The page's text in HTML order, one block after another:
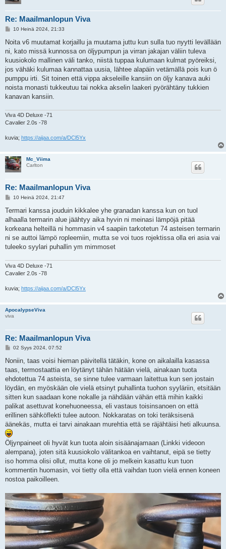
Re: Maailmanlopun Viva
V
e
t
i
10 Heinä 2024, 21:33
Noita v6 muutamat korjaillu ja muutama juttu kun sulla tuo nyytti levällään
ni, kato missä kunnossa on öljypumpun ja virran jakajan väliin tuleva
kuusiokolo mallinen väli tanko, niistä tuppaa kulumaan kulmat pyöreiksi,
jos vähäki kulumaa kannattaa uusia, lähtee alapäin vetämällä pois kun ö
pumppu irti. Sit toinen että vippa akseleille kansiin on öljy kanava auki
noista monasti tukkeutuu tai nokka akselin laakeri pyörähtäny tukkien
kanavan kansiin.
Viva 4D Deluxe -71
Cavalier 2.0s -78
kuvia; https://aijaa.com/a/DCl5Yx
Mc_Viima
Carlton
Re: Maailmanlopun Viva
V
e
t
i
10 Heinä 2024, 21:47
Termari kanssa jouduin kikkalee yhe granadan kanssa kun on tuol
alhaalla termarin alue jäähtyy aika hyvin ni meinasi lämpöjä pitää
korkeana helteillä ni hommasin v4 saapiin tarkotetun 74 asteisen termarin
ni se auttoi lämpö ropleemiin, mutta se voi tuos rojektissa olla eri asia vai
tuleeko syylari puhallin ym mimmoset
Viva 4D Deluxe -71
Cavalier 2.0s -78
kuvia; https://aijaa.com/a/DCl5Yx
ApocalypseViva
viva
Re: Maailmanlopun Viva
V
e
t
i
02 Syys 2024, 07:52
Noniin, taas voisi hieman päivitellä tätäkin, kone on aikalailla kasassa
taas, termostaattia en löytänyt tähän hätään vielä, ainakaan tuota
ehdotettua 74 asteista, se sinne tulee varmaan laitettua kun sen jostain
löydän, en myöskään ole vielä etsinyt puhallinta tuohon syyläriin, etsitään
sitten kun saadaan kone nokalle ja nähdään vähän että mihin kaikki
palikat asettuvat konehuoneessa, eli vastaus toisinsanoen on että
erillinen sähköflekti tulee autoon. Nokkaratas on toki teräksisenä
äänekäs, mutta ei tarvi ainakaan murehtia että se räjähtäisi heti alkuunsa.
Öljynpaineet oli hyvät kun tuota aloin sisäänajamaan (Linkki videoon
alempana), joten sitä kuusiokolo välitankoa en vaihtanut, eipä se tietty
iso homma olisi ollut, mutta kone oli jo melkein kasattu kun tuon
kommentin huomasin, voi tietty olla että vaihdan tuon vielä ennen koneen
nostoa paikoilleen.